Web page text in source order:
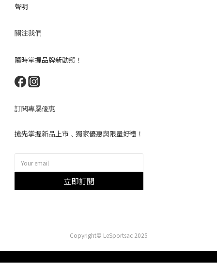
聲明
關注我們
隨時掌握品牌新動態！
訂閱專屬優惠
搶先掌握新品上市﹑獨家優惠與限量好禮！
立即訂閱
Copyright© LeSportsac 2025